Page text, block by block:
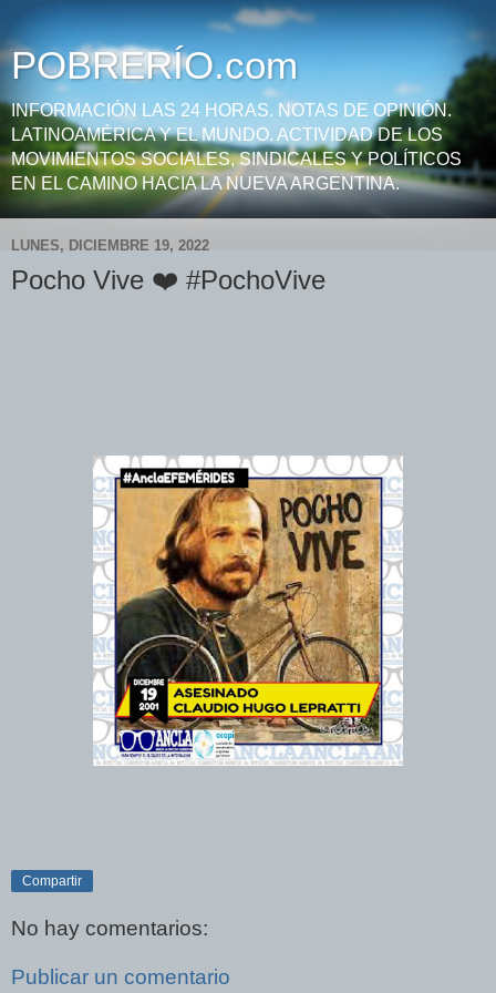
POBRERÍO.com
INFORMACIÓN LAS 24 HORAS. NOTAS DE OPINIÓN.
LATINOAMÉRICA Y EL MUNDO. ACTIVIDAD DE LOS
MOVIMIENTOS SOCIALES, SINDICALES Y POLÍTICOS
EN EL CAMINO HACIA LA NUEVA ARGENTINA.
LUNES, DICIEMBRE 19, 2022
Pocho Vive ❤️ #PochoVive
Compartir
No hay comentarios:
Publicar un comentario